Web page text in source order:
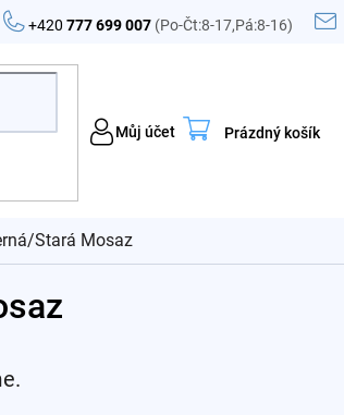
+420777 699 007 (Po-Čt:8-17,Pá:8-16)
Můj účet
Nákupní
Prázdný košík
Stará Mosaz